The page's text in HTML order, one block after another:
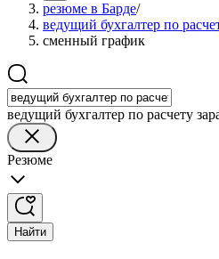
резюме в Барде/
ведущий бухгалтер по
сменный график
ведущий бухгалтер по расчету
Резюме
Найти